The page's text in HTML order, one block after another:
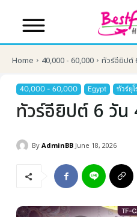
Home 40,000 - 60,000 ทัวร์อียิปต์
40,000 - 60,000 Egypt ทัวร์ยุโ
ทัวร์อียิปต์ 6 วัน
By AdminBB June 18, 2026